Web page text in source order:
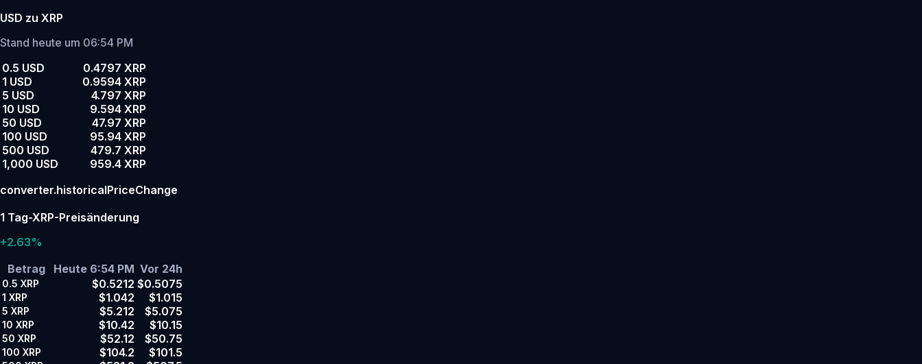
USD zu XRP
Stand heute um 06:54 PM
0.5 USD
0.4797 XRP
1 USD
0.9594 XRP
5 USD
4.797 XRP
10 USD
9.594 XRP
50 USD
47.97 XRP
100 USD
95.94 XRP
500 USD
479.7 XRP
1,000 USD
959.4 XRP
converter.historicalPriceChange
1 Tag-XRP-Preisänderung
+2.63%
Betrag
Heute 6:54 PM Vor 24h
0.5 XRP $0.5212 $0.5075
1 XRP $1.042 $1.015
5 XRP $5.212 $5.075
10 XRP $10.42 $10.15
50 XRP $52.12 $50.75
100 XRP $104.2 $101.5